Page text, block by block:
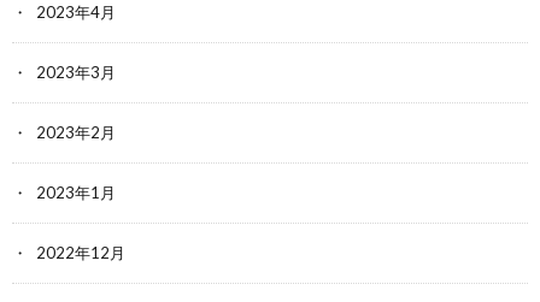
2023年4月
2023年3月
2023年2月
2023年1月
2022年12月